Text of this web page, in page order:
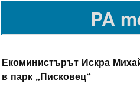
PA
Екоминистърът Искра
в парк „Писковец“